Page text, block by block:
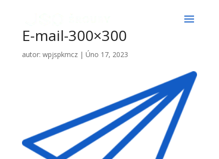
E-mail-300×300
autor: wpjspkmcz| Úno 17, 2023